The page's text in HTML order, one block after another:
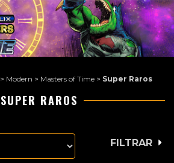
> Modern > Masters of Time > Super Raros
SUPER RAROS
FILTRAR